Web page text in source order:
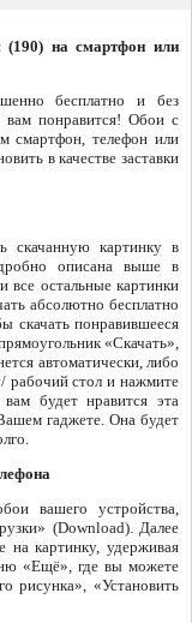
(190) на смартфон или
бесплатно и без
вам понравится! Обои с
смартфон, телефон или
в качестве заставки
скачанную картинку в
описана выше в
все остальные картинки
абсолютно бесплатно
скачать понравившееся
«Скачать»,
автоматически, либо
рабочий стол и нажмите
будет нравится эта
гаджете. Она будет
вашего устройства,
(Download). Далее
на картинку, удерживая
«Ещё», где вы можете
рисунка», «Установить